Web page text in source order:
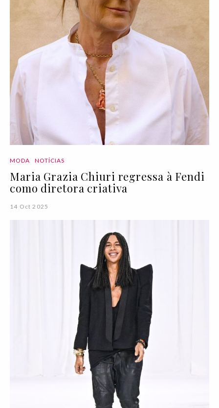
MODA NOTÍCIAS
Maria Grazia Chiuri regressa à Fendi
como diretora criativa
14 Oct 2025